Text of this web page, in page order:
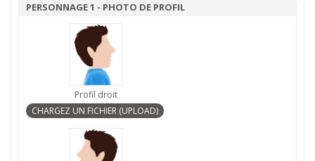
PERSONNAGE 1 - PHOTO DE PROFIL
Profil droit